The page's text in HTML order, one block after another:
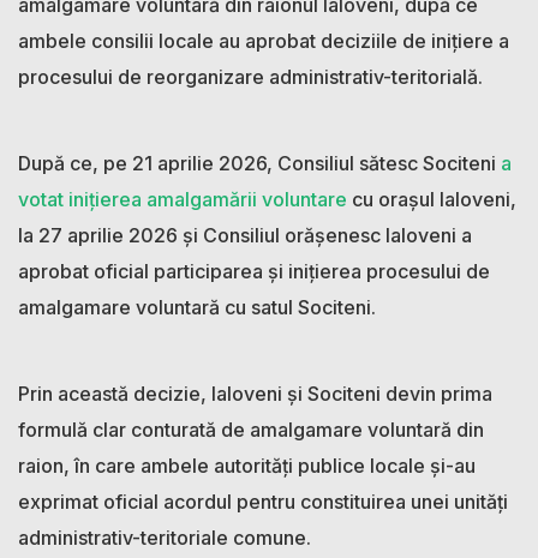
ambele consilii locale au aprobat deciziile de inițiere a
procesului de reorganizare administrativ-teritorială.
După ce, pe 21 aprilie 2026, Consiliul sătesc Sociteni a
votat inițierea amalgamării voluntare cu orașul Ialoveni,
la 27 aprilie 2026 și Consiliul orășenesc Ialoveni a
aprobat oficial participarea și inițierea procesului de
amalgamare voluntară cu satul Sociteni.
Prin această decizie, Ialoveni și Sociteni devin prima
formulă clar conturată de amalgamare voluntară din
raion, în care ambele autorități publice locale și-au
exprimat oficial acordul pentru constituirea unei unități
administrativ-teritoriale comune.